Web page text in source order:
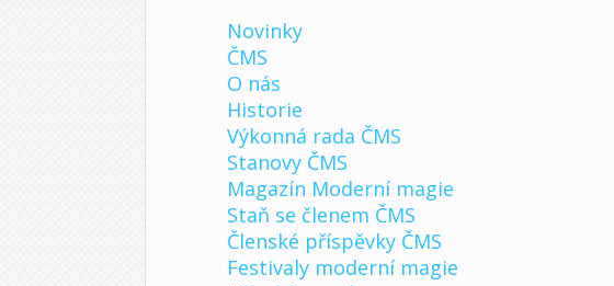
Novinky
ČMS
O nás
Historie
Výkonná rada ČMS
Stanovy ČMS
Magazín Moderní magie
Staň se členem ČMS
Členské příspěvky ČMS
Festivaly moderní magie